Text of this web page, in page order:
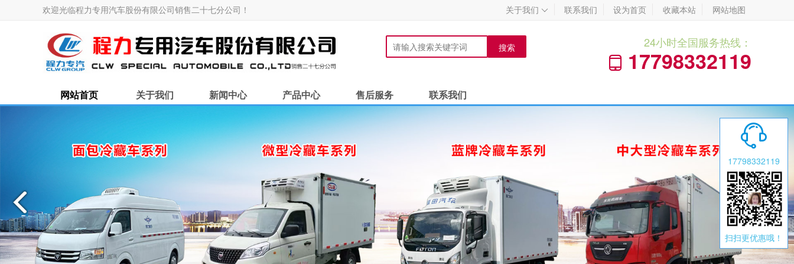
欢迎光临程力专用汽车股份有限公司销售二十七分公司！ 关于我们  联系我们 设为首页 收藏本站 网站地图
搜索
24小时全国服务热线：
 17798332119
网站首页 关于我们 新闻中心 产品中心 售后服务 联系我们

17798332119
扫扫更优惠哦！